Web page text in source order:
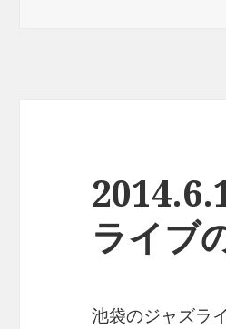
ライブ
池袋のジャズラ